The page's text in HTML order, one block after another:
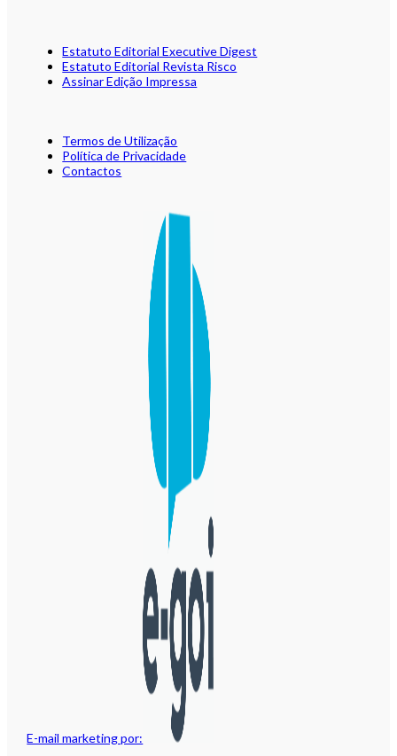
E-mail marketing por:
Estatuto Editorial Executive Digest
Estatuto Editorial Revista Risco
Assinar Edição Impressa
Termos de Utilização
Política de Privacidade
Contactos